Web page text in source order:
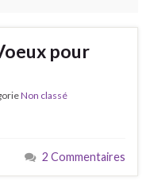
pour
Non classé
2 Commentaires